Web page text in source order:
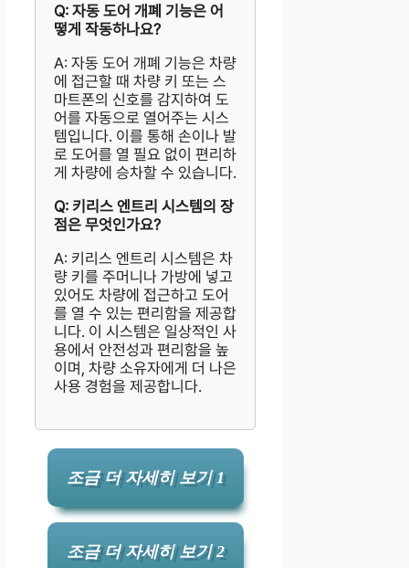
Q: 자동 도어 개폐 기능은 어
떻게 작동하나요?
A: 자동 도어 개폐 기능은 차량
에 접근할 때 차량 키 또는 스
마트폰의 신호를 감지하여 도
어를 자동으로 열어주는 시스
템입니다. 이를 통해 손이나 발
로 도어를 열 필요 없이 편리하
게 차량에 승차할 수 있습니다.
Q: 키리스 엔트리 시스템의 장
점은 무엇인가요?
A: 키리스 엔트리 시스템은 차
량 키를 주머니나 가방에 넣고
있어도 차량에 접근하고 도어
를 열 수 있는 편리함을 제공합
니다. 이 시스템은 일상적인 사
용에서 안전성과 편리함을 높
이며, 차량 소유자에게 더 나은
사용 경험을 제공합니다.
조금 더 자세히 보기 1
조금 더 자세히 보기 2